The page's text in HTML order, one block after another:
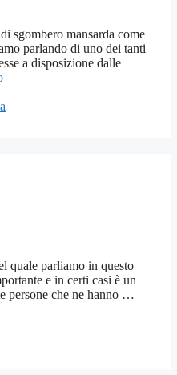
sgombero mansarda come
parlando di uno dei tanti
a disposizione dalle
quale parliamo in questo
e in certi casi è un
persone che ne hanno …